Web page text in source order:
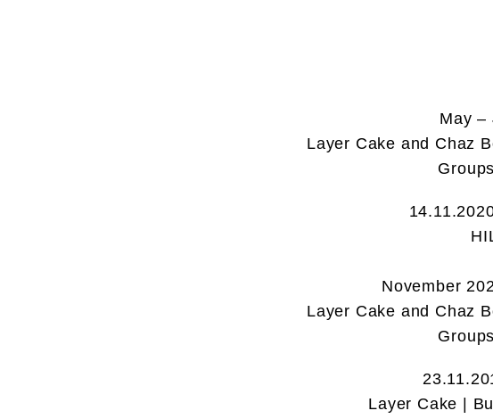
May –
Layer Cake and Chaz
November
Layer Cake and Chaz
Layer Cake |